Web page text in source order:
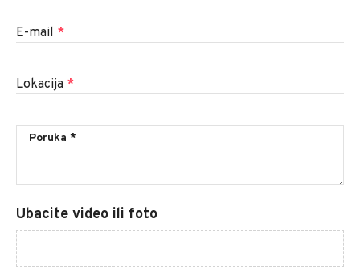
E-mail *
Lokacija *
Ubacite video ili foto